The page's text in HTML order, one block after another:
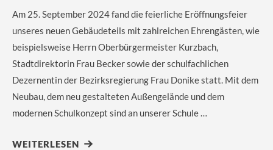
Am 25. September 2024 fand die feierliche Eröffnungsfeier
unseres neuen Gebäudeteils mit zahlreichen Ehrengästen, wie
beispielsweise Herrn Oberbürgermeister Kurzbach,
Stadtdirektorin Frau Becker sowie der schulfachlichen
Dezernentin der Bezirksregierung Frau Donike statt. Mit dem
Neubau, dem neu gestalteten Außengelände und dem
modernen Schulkonzept sind an unserer Schule …
WEITERLESEN